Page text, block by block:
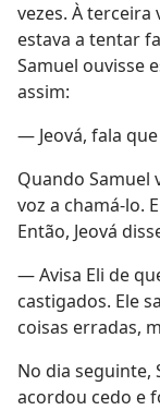
vezes. À terceira
estava a tentar
Samuel ouvisse
assim:
— Jeová, fala
Quando Samuel
voz a chamá-lo.
Então, Jeová
— Avisa Eli de
castigados. Ele
coisas erradas,
No dia seguinte,
acordou cedo e